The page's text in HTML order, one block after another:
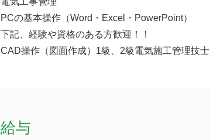
PCの基本操作（Word・Excel・PowerPoint）
下記、経験や資格のある方歓迎！！
CAD操作（図面作成）1級、2級電気施工管理技士
給与